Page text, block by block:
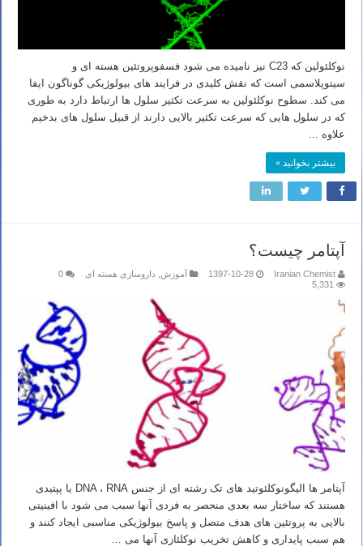
نوکلئولین که C23 نیز نامیده می شود فسفوپروتئین هسته ای و
سیتوپلاسمی است که نقش کلیدی در فرایند های بیولوژیکی گوناگون ایفا
می کند. سطوح نوکلئولین به سرعت تکثیر سلول ها ارتباط دارد به طوری
که در سلول هایی که سرعت تکثیر بالایی دارند از قبیل سلول های بدخیم
علاوه …
بیشتر بخوانید »
آپتامر چیست؟
Iranian Chemist
1397-10-28 آموزش داروسازی هسته ای
0
5,331
آپتامر ها الیگونوکلئوتید های تک رشته ای از جنس DNA ، RNA یا پپتیدی
هستند که ساختار سه بعدی منحصر به فردی آنها سبب می شود با افینیتی
بالایی به پروتئین های هدف متصل و پاسخ بیولوژیکی مناسبی ایجاد کنند و
هم سبب پایداری و کاهش تخریب نوکلئازی آنها می …